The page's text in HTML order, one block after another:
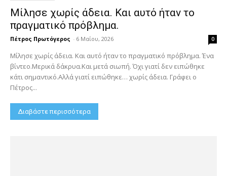
Μίλησε χωρίς άδεια. Και αυτό ήταν το
πραγματικό πρόβλημα.
Πέτρος Πρωτόγερος - 6 Μαΐου, 2026 0
Μίλησε χωρίς άδεια. Και αυτό ήταν το πραγματικό πρόβλημα. Ένα
βίντεο.Μερικά δάκρυα.Και μετά σιωπή. Όχι γιατί δεν ειπώθηκε
κάτι σημαντικό.Αλλά γιατί ειπώθηκε… χωρίς άδεια. Γράφει ο
Πέτρος...
Διαβάστε περισσότερα